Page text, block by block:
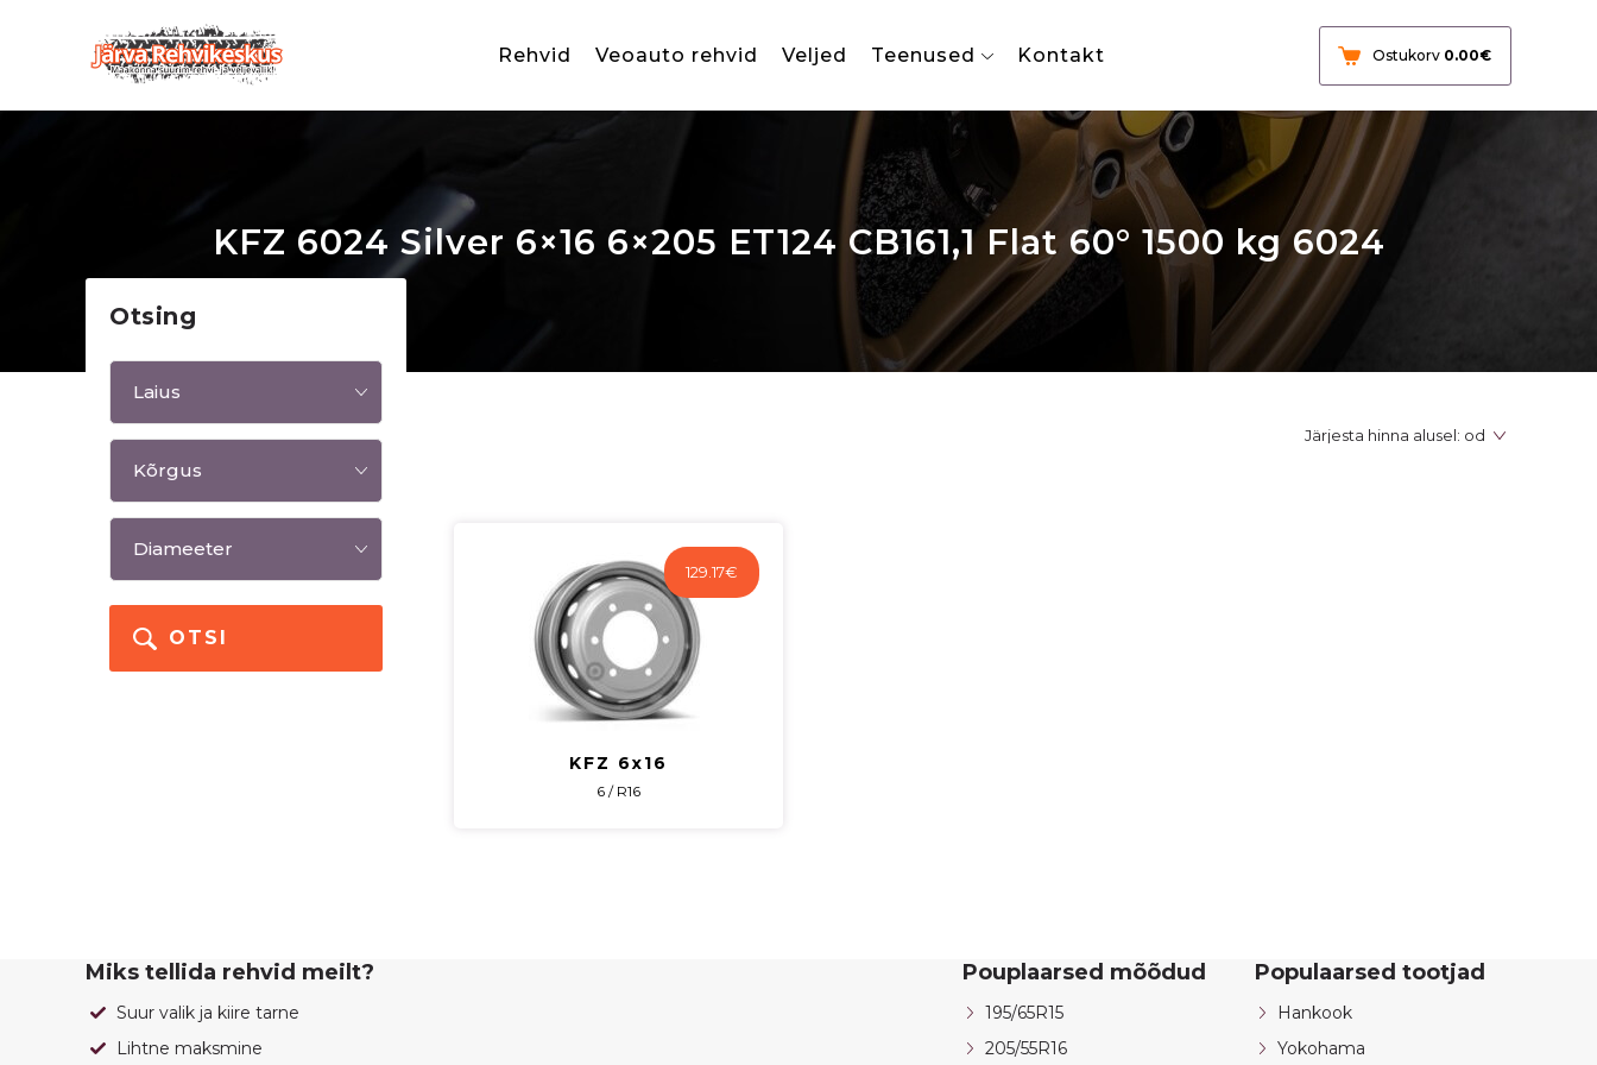
Rehvid Veoauto rehvid Veljed Teenused Kontakt Ostukorv 0.00€
KFZ 6024 Silver 6×16 6×205 ET124 CB161,1 Flat 60° 1500 kg 6024
129.17€
KFZ 6x16
6 / R16
Otsing
OTSI
Miks tellida rehvid meilt?
Suur valik ja kiire tarne
Lihtne maksmine
Pouplaarsed mõõdud
195/65R15
205/55R16
Populaarsed tootjad
Hankook
Yokohama